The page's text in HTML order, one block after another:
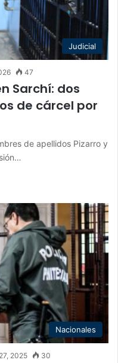
Judicial
47
Sarchí: dos
de cárcel por
de apellidos Pizarro y
Nacionales
2025 30